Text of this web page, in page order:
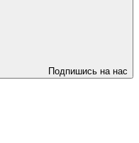
Подпишись на нас